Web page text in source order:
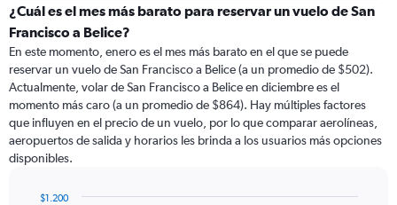
categories.
Range:
categories.
The
chart
has
1
Y
axis
values.
¿Cuál es el mes más barato para reservar un vuelo de San
Francisco a Belice?
En este momento, enero es el mes más barato en el que se puede
reservar un vuelo de San Francisco a Belice (a un promedio de $502).
Actualmente, volar de San Francisco a Belice en diciembre es el
momento más caro (a un promedio de $864). Hay múltiples factores
que influyen en el precio de un vuelo, por lo que comparar aerolíneas,
aeropuertos de salida y horarios les brinda a los usuarios más opciones
disponibles.
$1.200